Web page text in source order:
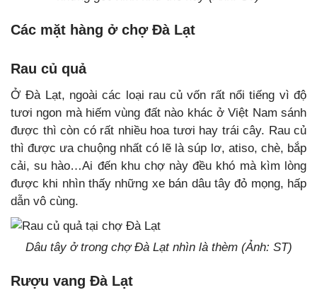
Các mặt hàng ở chợ Đà Lạt
Rau củ quả
Ở Đà Lạt, ngoài các loại rau củ vốn rất nổi tiếng vì độ
tươi ngon mà hiếm vùng đất nào khác ở Việt Nam sánh
được thì còn có rất nhiều hoa tươi hay trái cây. Rau củ
thì được ưa chuộng nhất có lẽ là súp lơ, atiso, chè, bắp
cải, su hào…Ai đến khu chợ này đều khó mà kìm lòng
được khi nhìn thấy những xe bán dâu tây đỏ mọng, hấp
dẫn vô cùng.
Dâu tây ở trong chợ Đà Lạt nhìn là thèm (Ảnh: ST)
Rượu vang Đà Lạt